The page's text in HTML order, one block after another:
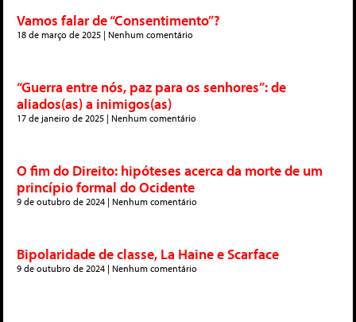
Vamos falar de “Consentimento”?
18 de março de 2025 Nenhum comentário
“Guerra entre nós, paz para os senhores”: de
aliados(as) a inimigos(as)
17 de janeiro de 2025 Nenhum comentário
O fim do Direito: hipóteses acerca da morte de um
princípio formal do Ocidente
9 de outubro de 2024 Nenhum comentário
Bipolaridade de classe, La Haine e Scarface
9 de outubro de 2024 Nenhum comentário